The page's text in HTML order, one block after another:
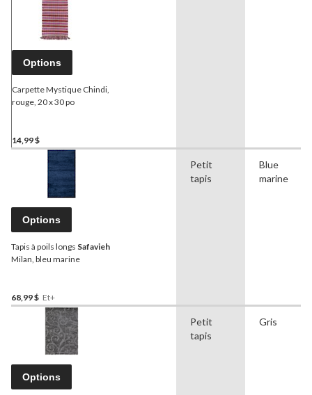
Options
Carpette Mystique Chindi,
rouge, 20 x 30 po
14,99 $
Options
Tapis à poils longs Safavieh
Milan, bleu marine
68,99 $ Et+
Petit
tapis
Blue
marine
Options
Petit
tapis
Gris